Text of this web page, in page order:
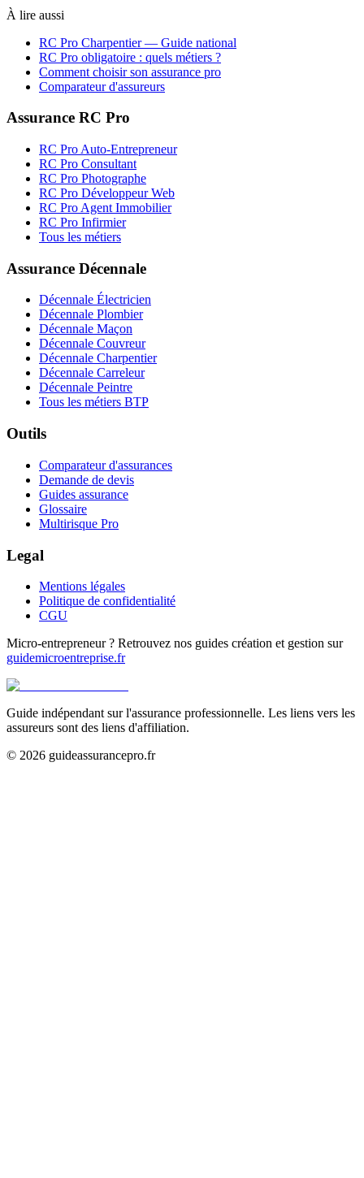
À lire aussi
RC Pro Charpentier— Guide national
RC Pro obligatoire : quels métiers ?
Comment choisir son assurance pro
Comparateur d'assureurs
Assurance RC Pro
RC Pro Auto-Entrepreneur
RC Pro Consultant
RC Pro Photographe
RC Pro Développeur Web
RC Pro Agent Immobilier
RC Pro Infirmier
Tous les métiers
Assurance Décennale
Décennale Électricien
Décennale Plombier
Décennale Maçon
Décennale Couvreur
Décennale Charpentier
Décennale Carreleur
Décennale Peintre
Tous les métiers BTP
Outils
Comparateur d'assurances
Demande de devis
Guides assurance
Glossaire
Multirisque Pro
Legal
Mentions légales
Politique de confidentialité
CGU
Micro-entrepreneur ? Retrouvez nos guides création et gestion sur
guidemicroentreprise.fr
Guide indépendant sur l'assurance professionnelle. Les liens vers les
assureurs sont des liens d'affiliation.
© 2026 guideassurancepro.fr